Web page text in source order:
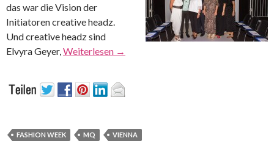
das war die Vision der
Initiatoren creative headz.
Und creative headz sind
Elvyra Geyer, Weiterlesen →
FASHION WEEK MQ VIENNA